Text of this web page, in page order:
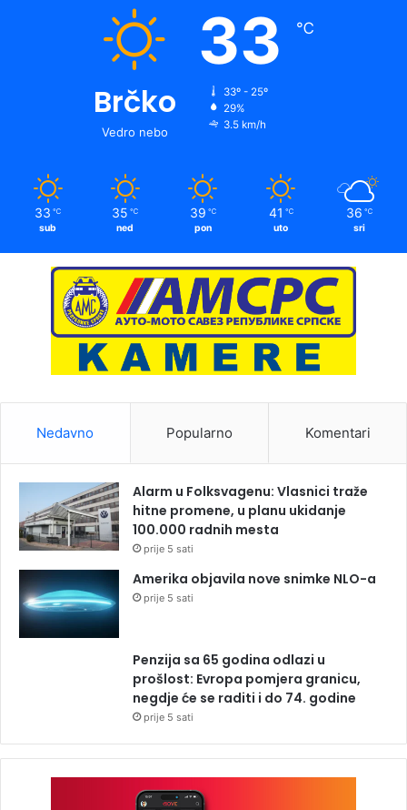
Brčko
Vedro nebo
33 ℃
33º - 25º
29%
3.5 km/h
33 ℃
sub
35 ℃
ned
39 ℃
pon
41 ℃
uto
36 ℃
sri
Nedavno Popularno Komentari
Alarm u Folksvagenu: Vlasnici traže
hitne promene, u planu ukidanje
100.000 radnih mesta
prije 5 sati
Amerika objavila nove snimke NLO-a
prije 5 sati
Penzija sa 65 godina odlazi u
prošlost: Evropa pomjera granicu,
negdje će se raditi i do 74. godine
prije 5 sati